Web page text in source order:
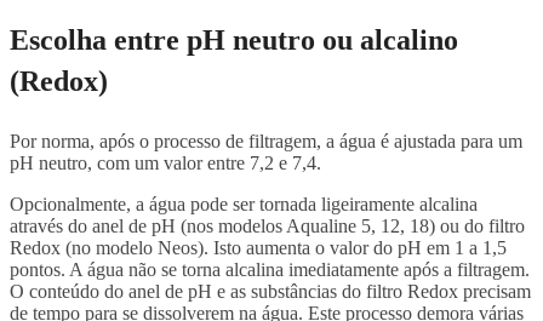
Escolha entre pH neutro ou alcalino
(Redox)
Por norma, após o processo de filtragem, a água é ajustada para um
pH neutro, com um valor entre 7,2 e 7,4.
Opcionalmente, a água pode ser tornada ligeiramente alcalina
através do anel de pH (nos modelos Aqualine 5, 12, 18) ou do filtro
Redox (no modelo Neos). Isto aumenta o valor do pH em 1 a 1,5
pontos. A água não se torna alcalina imediatamente após a filtragem.
O conteúdo do anel de pH e as substâncias do filtro Redox precisam
de tempo para se dissolverem na água. Este processo demora várias